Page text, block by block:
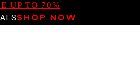
UP TO 70%
SHOP NOW